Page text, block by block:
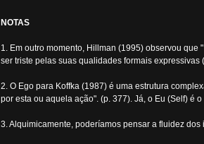
NOTAS
1. Em outro momento, Hillman (1995) observou
ser triste pelas suas qualidades formais
2. O Ego para Koffka (1987) é uma estrutura
por esta ou aquela ação". (p. 377). Já, o Eu (Self) é
3. Alquimicamente, poderíamos pensar a fluidez